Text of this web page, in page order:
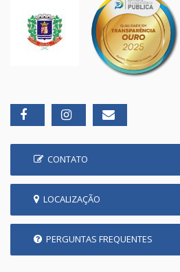
CONTATO
LOCALIZAÇÃO
PERGUNTAS FREQUENTES